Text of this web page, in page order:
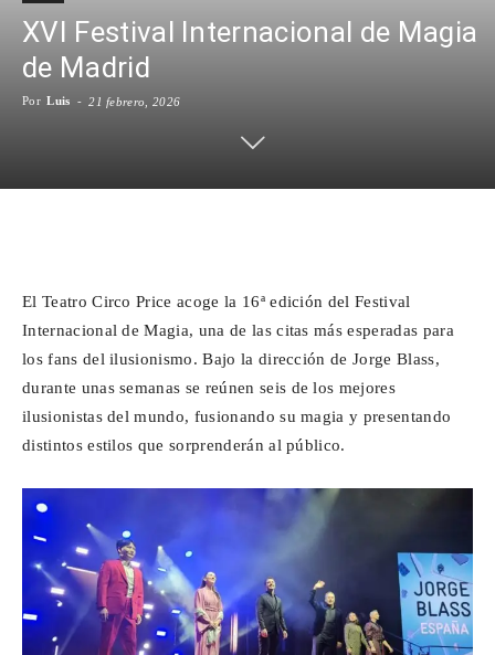
Para
Cinéfilos
XVI Festival Internacional de Magia
de Madrid
Por Luis - 21 febrero, 2026
El Teatro Circo Price acoge la 16ª edición del Festival
Internacional de Magia, una de las citas más esperadas para
los fans del ilusionismo. Bajo la dirección de Jorge Blass,
durante unas semanas se reúnen seis de los mejores
ilusionistas del mundo, fusionando su magia y presentando
distintos estilos que sorprenderán al público.